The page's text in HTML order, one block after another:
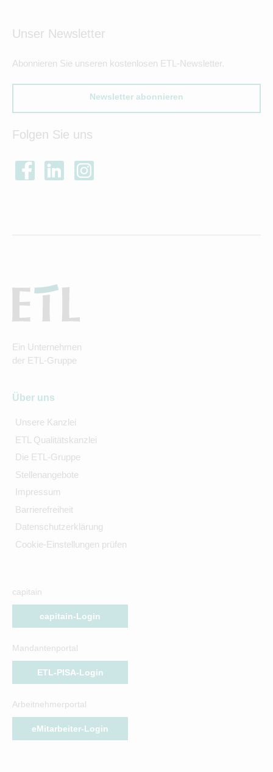
Unser Newsletter
Abonnieren Sie unseren kostenlosen ETL-Newsletter.
Newsletter abonnieren
Folgen Sie uns
Ein Unternehmen
der ETL-Gruppe
Über uns
Unsere Kanzlei
ETL Qualitätskanzlei
Die ETL-Gruppe
Stellenangebote
Impressum
Barrierefreiheit
Datenschutzerklärung
Cookie-Einstellungen prüfen
capitain
capitain-Login
Mandantenportal
ETL-PISA-Login
Arbeitnehmerportal
eMitarbeiter-Login